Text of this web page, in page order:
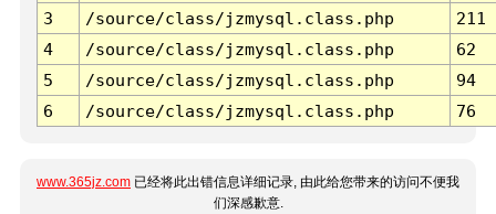
3 /source/class/jzmysql.class.php
211
4
/source/class/jzmysql.class.php
62
5
/source/class/jzmysql.class.php
94
6
/source/class/jzmysql.class.php 76
www.365jz.com 已经将此出错信息详细记录, 由此给您带来的访问不便我
们深感歉意.